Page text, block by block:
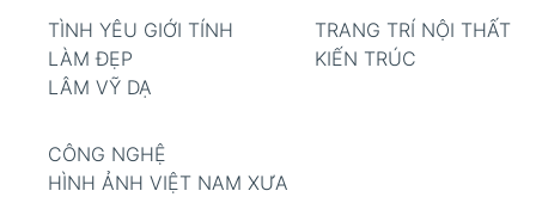
TÌNH YÊU GIỚI TÍNH
LÀM ĐẸP
LÂM VỸ DẠ
TRANG TRÍ NỘI THẤT
KIẾN TRÚC
CÔNG NGHỆ
HÌNH ẢNH VIỆT NAM XƯA